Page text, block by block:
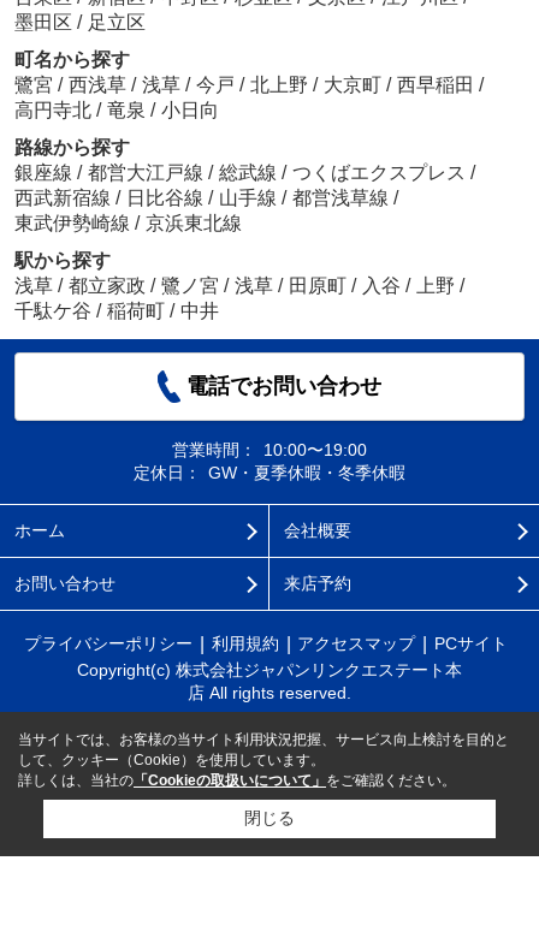
墨田区 / 足立区
町名から探す
鷺宮 / 西浅草 / 浅草 / 今戸 / 北上野 / 大京町 / 西早稲田 /
高円寺北 / 竜泉 / 小日向
路線から探す
銀座線 / 都営大江戸線 / 総武線 / つくばエクスプレス /
西武新宿線 / 日比谷線 / 山手線 / 都営浅草線 /
東武伊勢崎線 / 京浜東北線
駅から探す
浅草 / 都立家政 / 鷺ノ宮 / 浅草 / 田原町 / 入谷 / 上野 /
千駄ケ谷 / 稲荷町 / 中井
電話でお問い合わせ
営業時間：
10:00〜19:00
定休日：
GW・夏季休暇・冬季休暇
ホーム 会社概要
お問い合わせ 来店予約
プライバシーポリシー 利用規約 アクセスマップ
PCサイト
Copyright(c) 株式会社ジャパンリンクエステート本
店 All rights reserved.
当サイトでは、お客様の当サイト利用状況把握、サービス向上検討を目的と
して、クッキー（Cookie）を使用しています。
詳しくは、当社の 「Cookieの取扱いについて」 をご確認ください。
閉じる